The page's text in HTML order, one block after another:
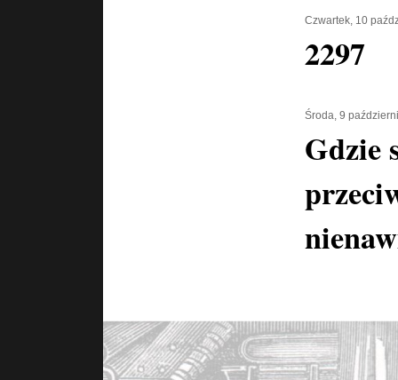
Czwartek, 10
2297
Środa, 9
Gdzie